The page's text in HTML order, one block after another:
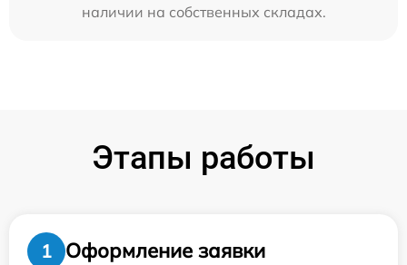
наличии на собственных складах.
Этапы работы
1
Оформление заявки